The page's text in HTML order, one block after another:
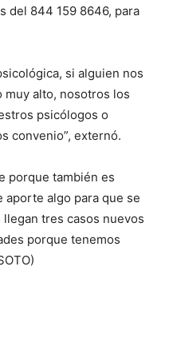
del 844 159 8646, para
si alguien nos
muy alto, nosotros los
psicólogos o
convenio”, externó.
porque también es
algo para que se
tres casos nuevos
porque tenemos